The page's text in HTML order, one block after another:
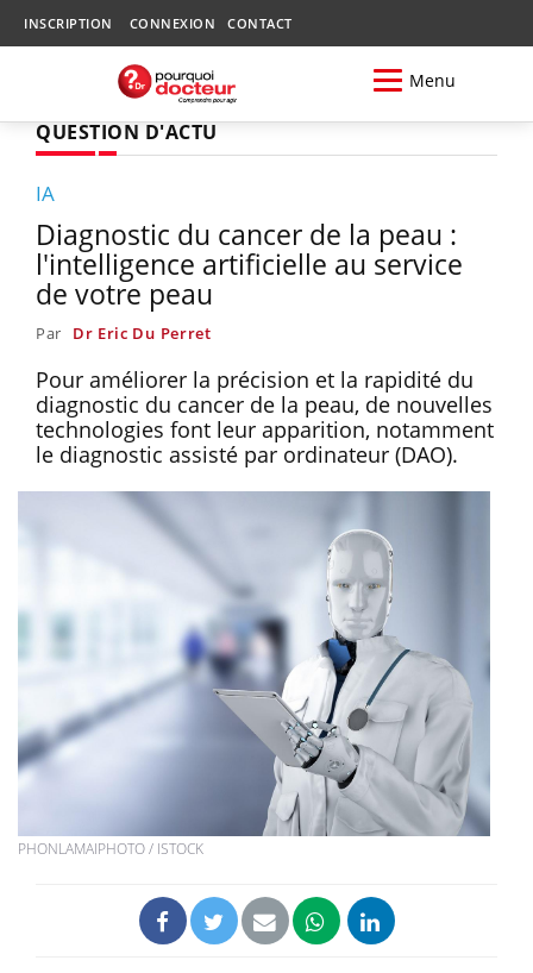
INSCRIPTION CONNEXION CONTACT
Menu
QUESTION D'ACTU
IA
Diagnostic du cancer de la peau :
l'intelligence artificielle au service
de votre peau
Par Dr Eric Du Perret
Pour améliorer la précision et la rapidité du
diagnostic du cancer de la peau, de nouvelles
technologies font leur apparition, notamment
le diagnostic assisté par ordinateur (DAO).
PHONLAMAIPHOTO / ISTOCK